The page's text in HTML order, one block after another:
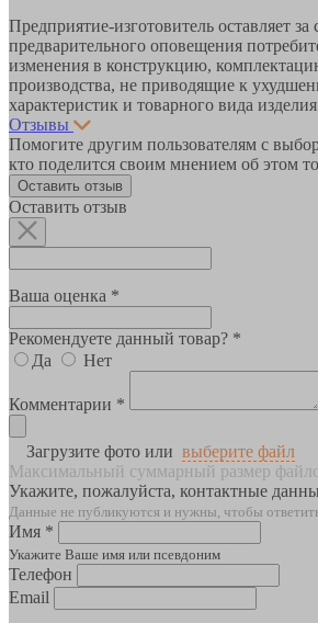
Предприятие-изготовитель оставляет за
предварительного оповещения
изменения в конструкцию,
производства, не приводящие к
характеристик и товарного вида
Отзывы
Помогите другим пользователям с
кто поделится своим мнением об этом
Оставить отзыв
Оставить отзыв
Ваша оценка *
Рекомендуете данный товар? *
Да
Нет
Комментарии *
Загрузите фото или выберите файл
Максимальный суммарный размер
Укажите, пожалуйста, контактные
Данные не публикуются и нужны, чтобы
Имя *
Укажите Ваше имя или псевдоним
Телефон
Email